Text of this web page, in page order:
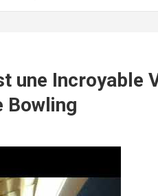
une Incroyable
Bowling